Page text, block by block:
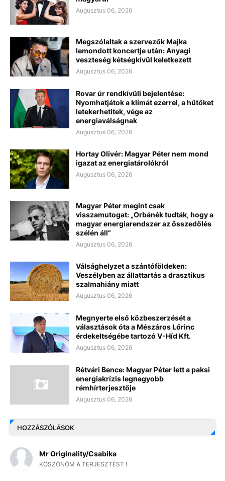
Augusztus 06, 2026
Megszólaltak a szervezők Majka
lemondott koncertje után: Anyagi
veszteség kétségkívül keletkezett
Augusztus 06, 2026
Rovar úr rendkívüli bejelentése:
Nyomhatjátok a klímát ezerrel, a hűtőket
letekerhetitek, vége az
energiaválságnak
Augusztus 06, 2026
Hortay Olivér: Magyar Péter nem mond
igazat az energiatárolókról
Augusztus 06, 2026
Magyar Péter megint csak
visszamutogat: „Orbánék tudták, hogy a
magyar energiarendszer az összedőlés
szélén áll”
Augusztus 06, 2026
Válsághelyzet a szántóföldeken:
Veszélyben az állattartás a drasztikus
szalmahiány miatt
Augusztus 06, 2026
Megnyerte első közbeszerzését a
választások óta a Mészáros Lőrinc
érdekeltségébe tartozó V-Híd Kft.
Augusztus 06, 2026
Rétvári Bence: Magyar Péter lett a paksi
energiakrízis legnagyobb
rémhírterjesztője
Augusztus 06, 2026
HOZZÁSZÓLÁSOK
Mr Originality/Csabika
KÖSZÖNÖM A TERJESZTÉST !